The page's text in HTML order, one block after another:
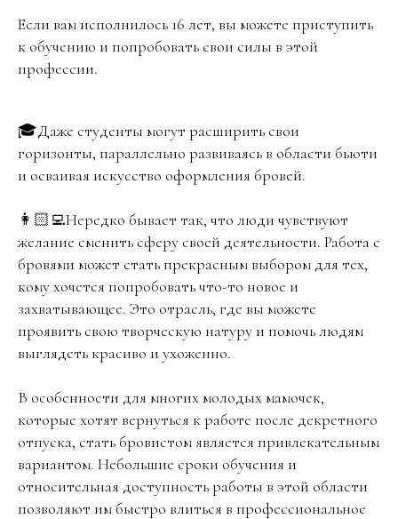
Если вам исполнилось 16 лет, вы можете приступить
к обучению и попробовать свои силы в этой
профессии.
🎓Даже студенты могут расширить свои
горизонты, параллельно развиваясь в области бьюти
и осваивая искусство оформления бровей.
👩🏻‍💻Нередко бывает так, что люди чувствуют
желание сменить сферу своей деятельности. Работа с
бровями может стать прекрасным выбором для тех,
кому хочется попробовать что-то новое и
захватывающее. Это отрасль, где вы можете
проявить свою творческую натуру и помочь людям
выглядеть красиво и ухоженно.
В особенности для многих молодых мамочек,
которые хотят вернуться к работе после декретного
отпуска, стать бровистом является привлекательным
вариантом. Небольшие сроки обучения и
относительная доступность работы в этой области
позволяют им быстро влиться в профессиональное